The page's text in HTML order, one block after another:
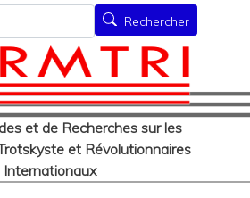
au
contenu
principal
compte de
et de Recherches sur les
et Révolutionnaires
Internationaux
Rechercher